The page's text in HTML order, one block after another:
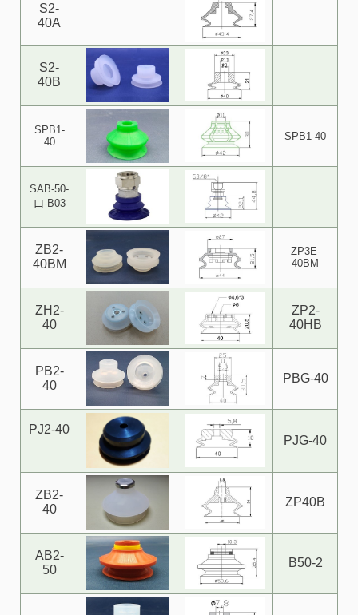
S2-
40A
S2-
40B
SPB1-
40
SPB1-40
SAB-50-
口-B03
ZB2-
40BM
ZP3E-
40BM
ZH2-
40
ZP2-
40HB
PB2-
40
PBG-40
PJ2-40
PJG-40
ZB2-
40
ZP40B
AB2-
50
B50-2